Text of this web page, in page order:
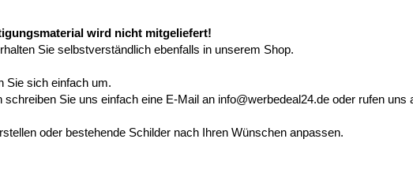
wird nicht mitgeliefert!
Sie selbstverständlich ebenfalls in unserem Shop.
Sie sich einfach um.
Sie uns einfach eine E-Mail an info@werbedeal24.de oder rufen uns
oder bestehende Schilder nach Ihren Wünschen anpassen.